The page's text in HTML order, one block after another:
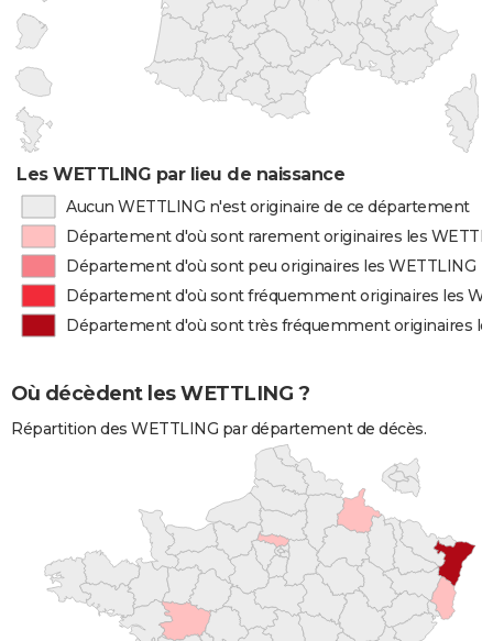
Les WETTLING par lieu de naissance
Aucun WETTLING n'est originaire de ce département
Département d'où sont rarement originaires les
Département d'où sont peu originaires les WETTLING
Département d'où sont fréquemment originaires les
Département d'où sont très fréquemment originaires
Où décèdent les WETTLING ?
Répartition des WETTLING par département de décès.